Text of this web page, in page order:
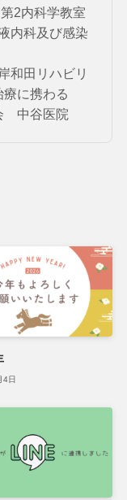
2内科学教室
内科及び感染
和田リハビリ
に携わる
中谷医院
4日